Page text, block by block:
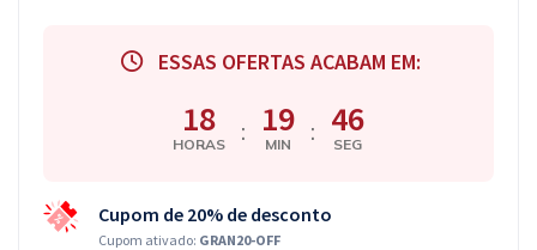
ESSAS OFERTAS ACABAM EM:
18
HORAS : 19
MIN : 45
SEG
Cupom de 20% de desconto
Cupom ativado: GRAN20-OFF